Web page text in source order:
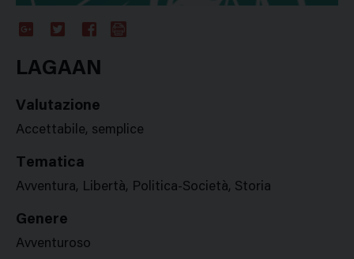
Plus
LAGAAN
Valutazione
Accettabile, semplice
Tematica
Avventura, Libertà, Politica-Società, Storia
Genere
Avventuroso